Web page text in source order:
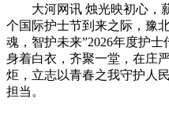
大河网讯 烛光映初心，
个国际护士节到来之际，豫
魂，智护未来”2026年度护
身着白衣，齐聚一堂，在庄
炬，立志以青春之我守护人
担当。